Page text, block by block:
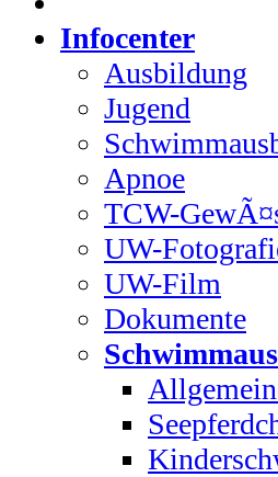
Infocenter
Ausbildung
Jugend
Apnoe
TCW-
UW-
UW-Film
Dokumente